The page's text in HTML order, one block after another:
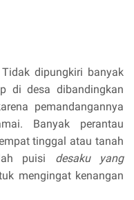
dipungkiri banyak
di desa dibandingkan
pemandangannya
Banyak perantau
tinggal atau tanah
puisi desaku yang
mengingat kenangan